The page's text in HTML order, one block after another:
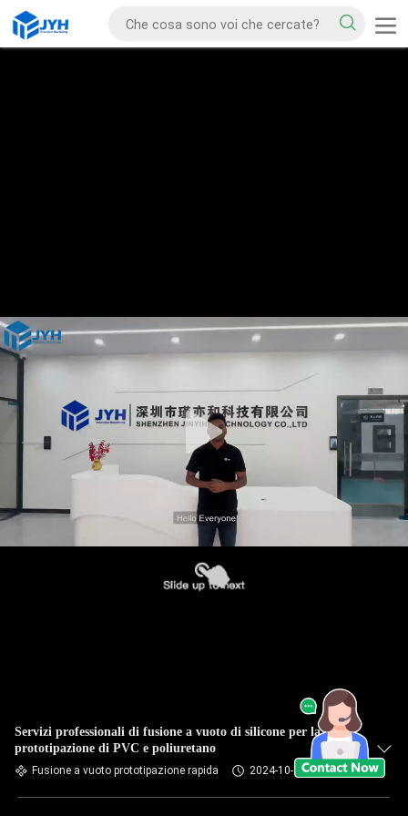
Servizi professionali di fusione a vuoto di silicone per la
prototipazione di PVC e poliuretano
Fusione a vuoto prototipazione rapida 2024-10-10